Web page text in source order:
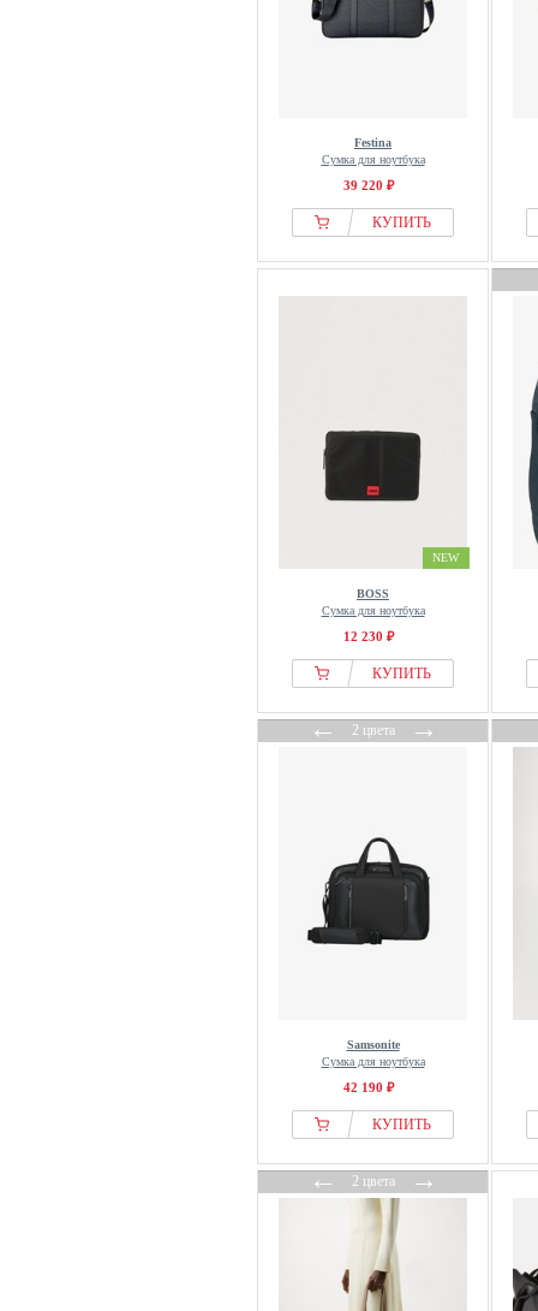
Festina
Сумка для ноутбука
39 220 ₽
КУПИТЬ
NEW
BOSS
Сумка для ноутбука
12 230 ₽
КУПИТЬ
←2 цвета→
Samsonite
Сумка для ноутбука
42 190 ₽
КУПИТЬ
←2 цвета→